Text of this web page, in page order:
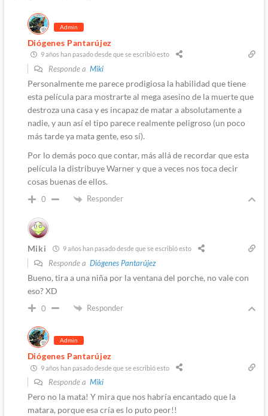
Admin
Diógenes Pantarújez
9 años han pasado desde que se escribió esto
Responde a Miki
Personalmente me parece prodigiosa la habilidad que tiene
esta película para mostrarte al mega asesino de la muerte que
destroza una casa y es incapaz de matar a absolutamente a
nadie, y aun así el tipo parece realmente peligroso (un poco
más tarde ya mata gente, eso sí).
Por lo demás poco que contar, más allá de recordar que esta
película la distribuye Warner y que a veces nos toca decir
cosas buenas de ellos.
0 Responder
Miki 9 años han pasado desde que se escribió esto
Responde a Diógenes Pantarújez
Bueno, tira a una niña por la ventana del porche, no vale con
eso? XD
0 Responder
Admin
Diógenes Pantarújez
9 años han pasado desde que se escribió esto
Responde a Miki
Pero no la mata! Y mira que nos habría encantado que la
matara, porque esa cría es lo puto peor!!